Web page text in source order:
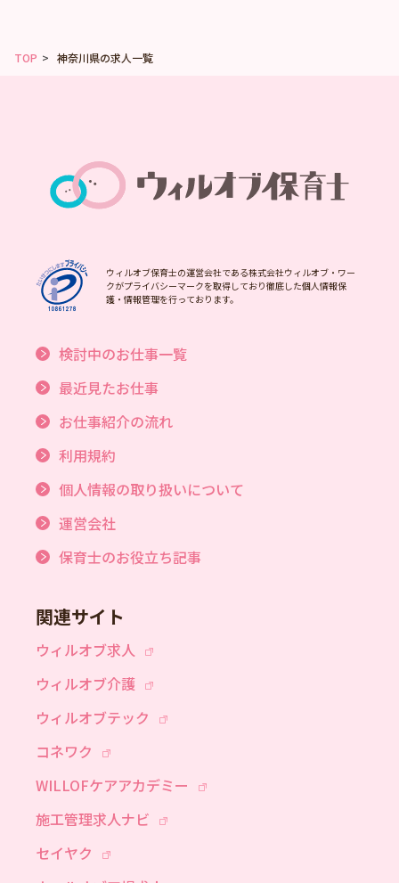
TOP 神奈川県の求人一覧
ウィルオブ保育士の運営会社である株式会社ウィルオブ・ワー
クがプライバシーマークを取得しており徹底した個人情報保
護・情報管理を行っております。
検討中のお仕事一覧
最近見たお仕事
お仕事紹介の流れ
利用規約
個人情報の取り扱いについて
運営会社
保育士のお役立ち記事
関連サイト
ウィルオブ求人
ウィルオブ介護
ウィルオブテック
コネワク
WILLOFケアアカデミー
施工管理求人ナビ
セイヤク